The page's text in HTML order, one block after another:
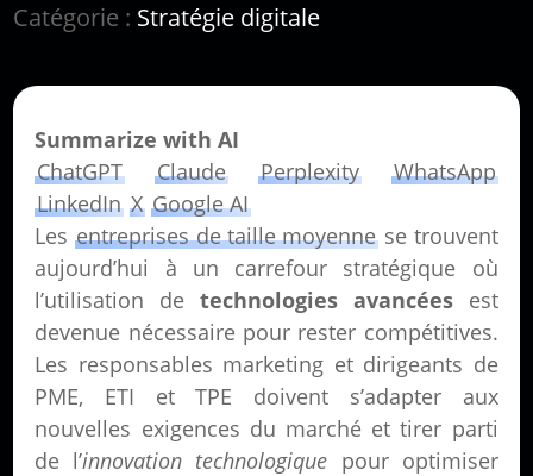
Catégorie : Stratégie digitale
Summarize with AI
ChatGPT
Claude Perplexity
WhatsApp
LinkedIn X Google AI
Les entreprises de taille moyennese trouvent
aujourd’hui à un carrefour stratégique où
l’utilisation de technologies avancéesest
devenue nécessaire pour rester compétitives.
Les responsables marketing et dirigeants de
PME, ETI et TPE doivent s’adapter aux
nouvelles exigences du marché et tirer parti
de l’innovation technologique pour optimiser